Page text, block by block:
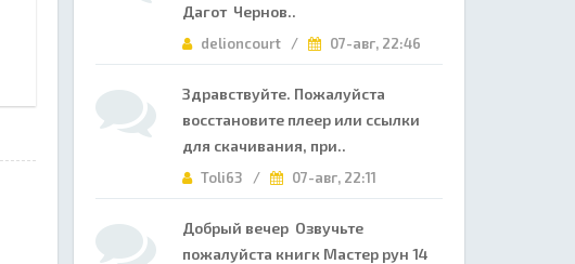
Дагот Чернов..
delioncourt / 07-авг, 22:46
Здравствуйте. Пожалуйста
восстановите плеер или ссылки
для скачивания, при..
Toli63 / 07-авг, 22:11
Добрый вечер Озвучьте
пожалуйста книгк Мастер рун 14